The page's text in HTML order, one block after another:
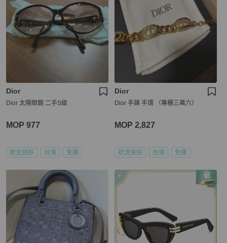
Dior
Dior 太陽眼鏡 二手S級
MOP 977
狀況良好 台灣 免運
Dior
Dior 手鍊 手環 （專櫃三萬六）
MOP 2,827
狀況良好 台灣 免運